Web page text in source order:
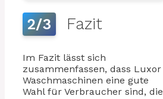
2/3 Fazit
Im Fazit lässt sich
zusammenfassen, dass Luxor
Waschmaschinen eine gute
Wahl für Verbraucher sind, die